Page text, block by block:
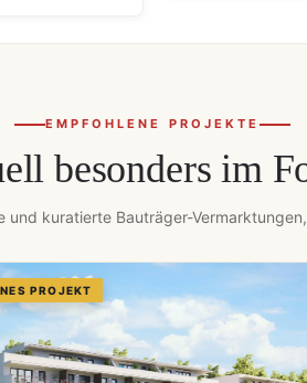
EMPFOHLENE PROJEKTE
besonders im
und kuratierte Bauträger-
PROJEKT